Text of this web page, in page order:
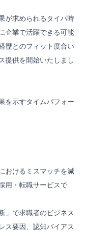
が求められるタイパ時
企業で活躍できる可能
歴とのフィット度合い
提供を開始いたしまし
を示すタイムパフォー
おけるミスマッチを減
用・転職サービスで
」で求職者のビジネス
ス要因、認知バイアス